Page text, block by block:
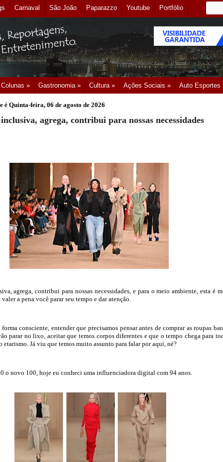
Carnaval São João Paparazzo Youtube Portfólio
Colunas » Gastronomia » Cultura » Ações Sociais » Auto Esportes
é Quinta-feira, 06 de agosto de 2026
agrega, contribui para nossas necessidades
agrega, contribui para nossas necessidades, e para o meio ambiente, esta é
a pena você parar seu tempo e dar atenção.
consciente, entender que precisamos pensar antes de comprar as roupas
parar no lixo, aceitar que temos corpos diferentes e que o tempo chega para
etarismo. Já viu que temos muito assunto para falar por aqui, né?
o novo 100, hoje eu conheci uma influenciadora digital com 94 anos.